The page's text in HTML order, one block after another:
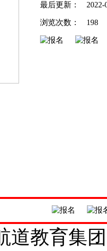
最后更新： 2022-
浏览次数： 198
道教育集